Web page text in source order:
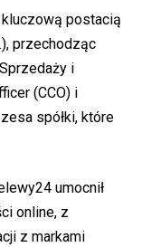
postacią
przechodząc
i
(CCO) i
spółki, które
umocnił
online, z
z markami